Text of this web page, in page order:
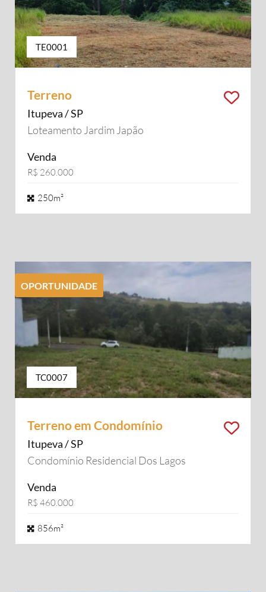
TE0001
Terreno
Itupeva / SP
Loteamento Jardim Japão
Venda
R$ 260.000
250m²
OPORTUNIDADE
TC0007
Terreno em Condomínio
Itupeva / SP
Condomínio Residencial Dos Lagos
Venda
R$ 460.000
856m²